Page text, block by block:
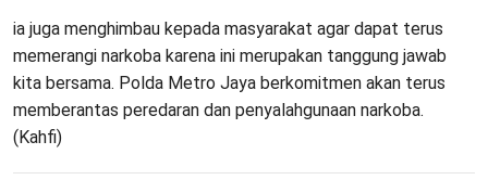
ia juga menghimbau kepada masyarakat agar dapat terus
memerangi narkoba karena ini merupakan tanggung jawab
kita bersama. Polda Metro Jaya berkomitmen akan terus
memberantas peredaran dan penyalahgunaan narkoba.
(Kahfi)